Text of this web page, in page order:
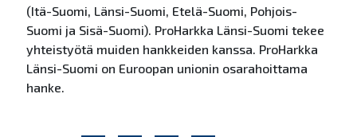
(Itä-Suomi, Länsi-Suomi, Etelä-Suomi, Pohjois-
Suomi ja Sisä-Suomi). ProHarkka Länsi-Suomi tekee
yhteistyötä muiden hankkeiden kanssa. ProHarkka
Länsi-Suomi on Euroopan unionin osarahoittama
hanke.